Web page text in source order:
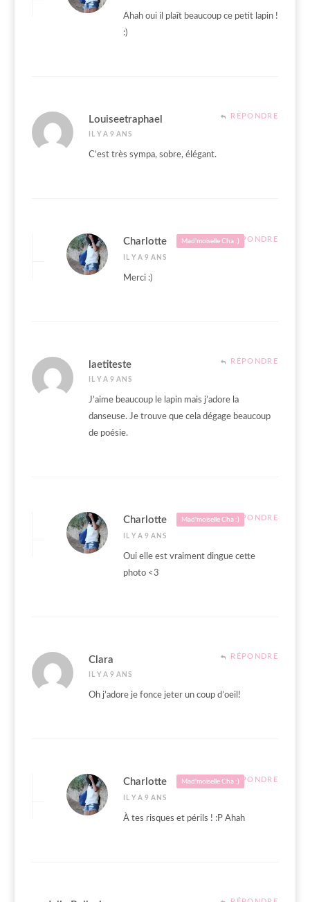
Ahah oui il plaît beaucoup ce petit lapin !
:)
Louiseetraphael
IL Y A 9 ANS
RÉPONDRE
C’est très sympa, sobre, élégant.
Charlotte Mad'moiselle Cha :)
IL Y A 9 ANS
RÉPONDRE
Merci :)
laetiteste
IL Y A 9 ANS
RÉPONDRE
J’aime beaucoup le lapin mais j’adore la
danseuse. Je trouve que cela dégage beaucoup
de poésie.
Charlotte Mad'moiselle Cha :)
IL Y A 9 ANS
RÉPONDRE
Oui elle est vraiment dingue cette
photo <3
Clara
IL Y A 9 ANS
RÉPONDRE
Oh j’adore je fonce jeter un coup d’oeil!
Charlotte Mad'moiselle Cha :)
IL Y A 9 ANS
RÉPONDRE
À tes risques et périls ! :P Ahah